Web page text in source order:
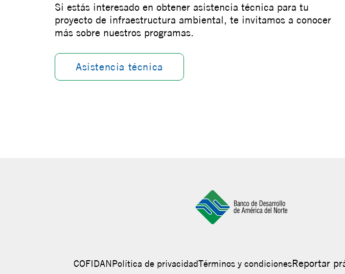
Si estás interesado en obtener asistencia técnica para tu
proyecto de infraestructura ambiental, te invitamos a conocer
más sobre nuestros programas.
Asistencia técnica
COFIDANPolítica de privacidadTérminos y condicionesReportar